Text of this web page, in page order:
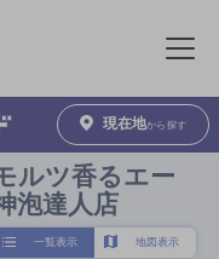
メニュ
現在地から探す
ルツ香るエー
泡達人店
一覧表示 地図表示